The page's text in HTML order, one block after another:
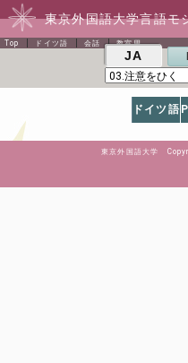
東京外国語大学言語モ
Top ドイツ語 会話 教室用
JA
ドイツ語
東京外国語大学